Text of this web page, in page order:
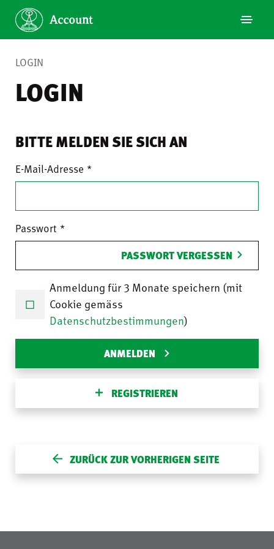
LOGIN
LOGIN
BITTE MELDEN SIE SICH AN
E-Mail-Adresse
Passwort
PASSWORT VERGESSEN
Anmeldung für 3 Monate speichern (mit
Cookie gemäss
Datenschutzbestimmungen)
ANMELDEN
REGISTRIEREN
ZURÜCK ZUR VORHERIGEN SEITE